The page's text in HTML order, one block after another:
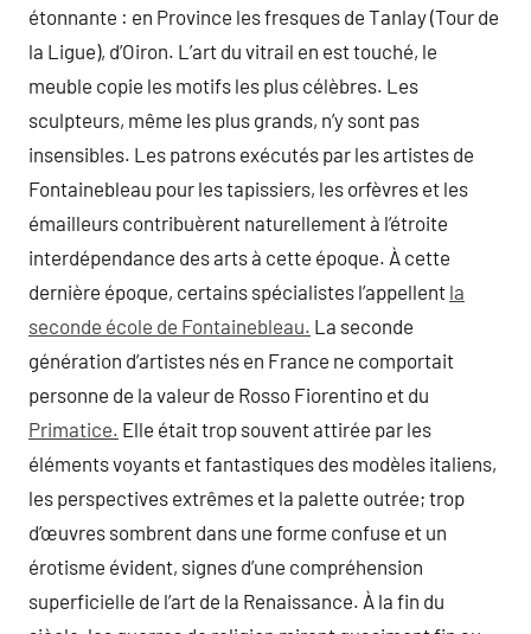
étonnante : en Province les fresques de Tanlay (Tour de
la Ligue), d’Oiron. L’art du vitrail en est touché, le
meuble copie les motifs les plus célèbres. Les
sculpteurs, même les plus grands, n’y sont pas
insensibles. Les patrons exécutés par les artistes de
Fontainebleau pour les tapissiers, les orfèvres et les
émailleurs contribuèrent naturellement à l’étroite
interdépendance des arts à cette époque. À cette
dernière époque, certains spécialistes l’appellent la
seconde école de Fontainebleau. La seconde
génération d’artistes nés en France ne comportait
personne de la valeur de Rosso Fiorentino et du
Primatice. Elle était trop souvent attirée par les
éléments voyants et fantastiques des modèles italiens,
les perspectives extrêmes et la palette outrée; trop
d’œuvres sombrent dans une forme confuse et un
érotisme évident, signes d’une compréhension
superficielle de l’art de la Renaissance. À la fin du